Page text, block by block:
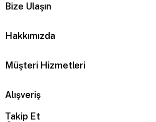
Bize Ulaşın
Hakkımızda
Müşteri Hizmetleri
Alışveriş
Takip Et